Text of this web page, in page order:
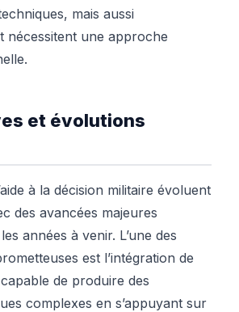
mais aussi
nécessitent une approche
et évolutions
à la décision militaire évoluent
des avancées majeures
années à venir. L’une des
est l’intégration de
de produire des
complexes en s’appuyant sur